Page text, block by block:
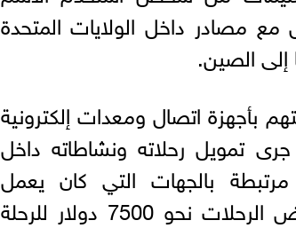
مع مصادر داخل الولايات المتحدة
الصين.
بأجهزة اتصال ومعدات إلكترونية
تمويل رحلاته ونشاطاته داخل
مرتبطة بالجهات التي كان يعمل
لصالحها، فيما بلغت تكلفة بعض الرحلات نحو 7500 دولار للرحلة